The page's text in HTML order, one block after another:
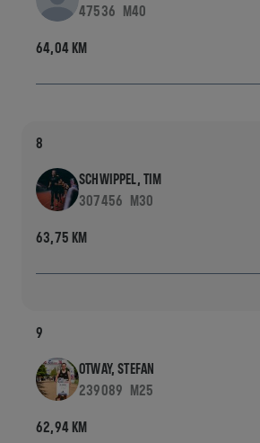
47536 M40
64,04 KM
8
SCHWIPPEL, TIM
307456 M30
63,75 KM
9
OTWAY, STEFAN
239089 M25
62,94 KM